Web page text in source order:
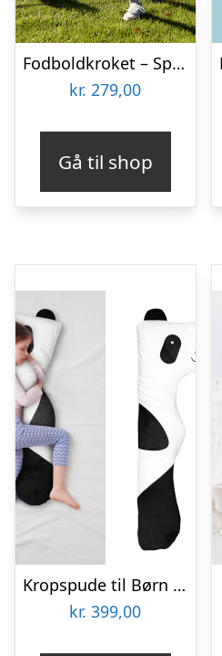
Fodboldkroket – SportMe
kr. 279,00
Gå til shop
Kropspude til Børn – Zenkuru
kr. 399,00